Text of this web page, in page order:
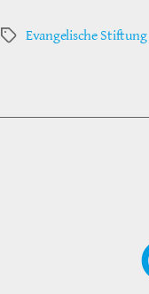
Schlagwörter
Evangelische